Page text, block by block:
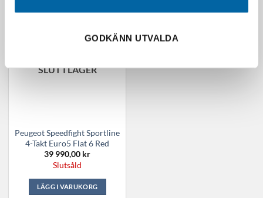
GODKÄNN UTVALDA
SLUT I LAGER
Peugeot Speedfight Sportline
4-Takt Euro5 Flat 6 Red
39 990,00 kr
Slutsåld
LÄGG I VARUKORG